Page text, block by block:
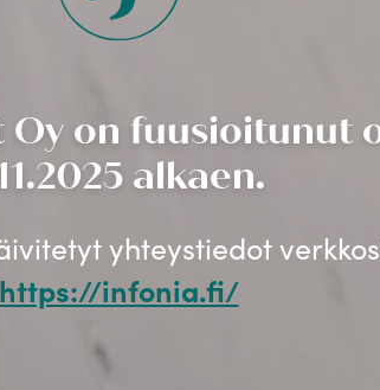
on fuusioitunut
alkaen.
yhteystiedot
https://infonia.fi/